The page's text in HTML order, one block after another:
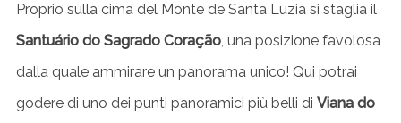
Proprio sulla cima del Monte de Santa Luzia si staglia il
Santuário do Sagrado Coração, una posizione favolosa
dalla quale ammirare un panorama unico! Qui potrai
godere di uno dei punti panoramici più belli di Viana do
f
o
r